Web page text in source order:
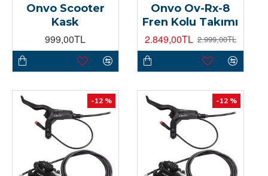
Onvo Scooter
Kask
999,00TL
Onvo Ov-Rx-8
Fren Kolu Takımı
2.849,00TL 2.999,00TL
-12 % -12 %